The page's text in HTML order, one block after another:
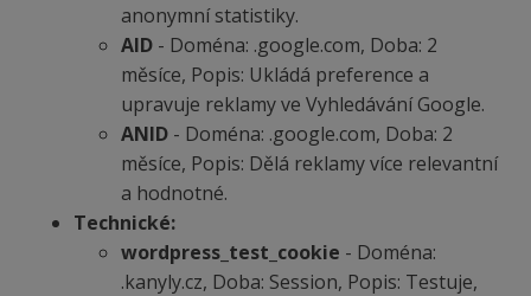
anonymní statistiky.
AID - Doména: .google.com, Doba: 2
měsíce, Popis: Ukládá preference a
upravuje reklamy ve Vyhledávání Google.
ANID - Doména: .google.com, Doba: 2
měsíce, Popis: Dělá reklamy více relevantní
a hodnotné.
Technické:
wordpress_test_cookie - Doména:
.kanyly.cz, Doba: Session, Popis: Testuje,